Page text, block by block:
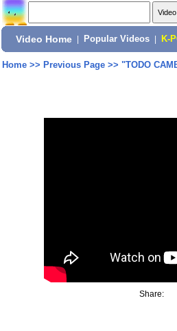
Video Home Popular Videos K-
Home>> Previous Page>> "TODO
Share: